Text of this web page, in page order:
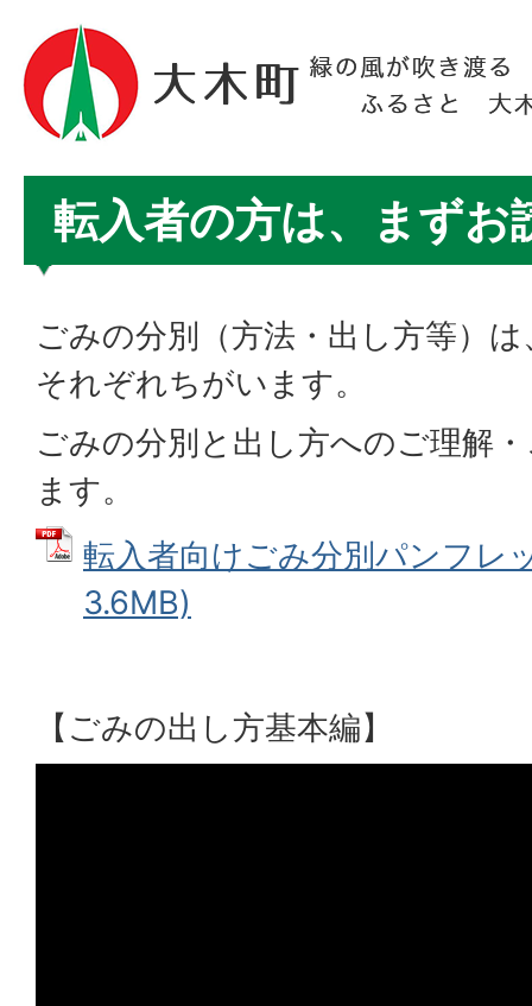
転入者の方は、まずお
ごみの分別（方法・出し方等）
それぞれちがいます。
ごみの分別と出し方へのご理解
ます。
転入者向けごみ分別パンフレ
3.6MB)
【ごみの出し方基本編】